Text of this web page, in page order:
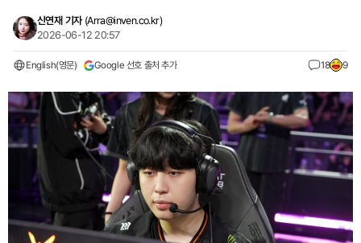
신연재 기자 (Arra@inven.co.kr)
2026-06-12 20:57
English(영문) Google 선호 출처 추가 18 9